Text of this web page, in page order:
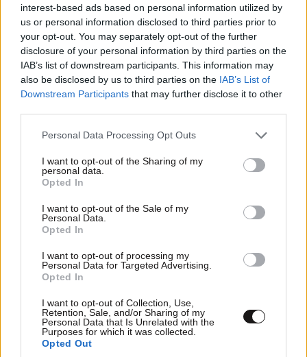
interest-based ads based on personal information utilized by
us or personal information disclosed to third parties prior to
your opt-out. You may separately opt-out of the further
disclosure of your personal information by third parties on the
IAB’s list of downstream participants. This information may
also be disclosed by us to third parties on the IAB’s List of
Downstream Participants that may further disclose it to other
Please note that this website/app uses one or more Google
not limited to your visit or usage behaviour. You may click to
grant or deny consent to Google and its third-party tags to
use your data for below specified purposes in below Google
consent section.
Personal Data Processing Opt Outs
I want to opt-out of the Sharing of my
personal data.
Opted In
I want to opt-out of the Sale of my
Personal Data.
Opted In
I want to opt-out of processing my
Personal Data for Targeted Advertising.
Opted In
I want to opt-out of Collection, Use,
Retention, Sale, and/or Sharing of my
Personal Data that Is Unrelated with the
Purposes for which it was collected.
Opted Out
LIFESTYLE08·08·2026 09:01
Νία Βαρντάλος – Σπύρος Κατσαγάνης: Μια
πάνω από τέσσερα χρόνια